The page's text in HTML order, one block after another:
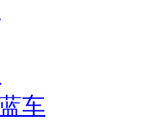
车